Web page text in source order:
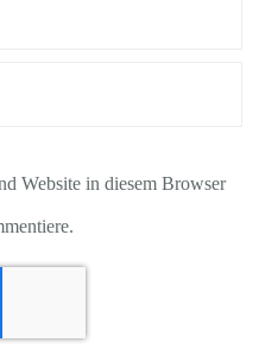
Website in diesem Browser